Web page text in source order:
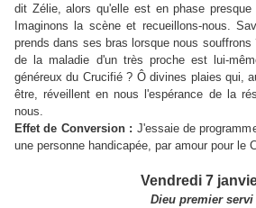
dit Zélie, alors qu'elle est en phase presque
Imaginons la scène et recueillons-nous.
prends dans ses bras lorsque nous
de la maladie d'un très proche est lui-
généreux du Crucifié ? Ô divines plaies qui,
être, réveillent en nous l'espérance de la
nous.
Effet de Conversion : J'essaie de
une personne handicapée, par amour pour le
Vendredi 7
Dieu premier servi